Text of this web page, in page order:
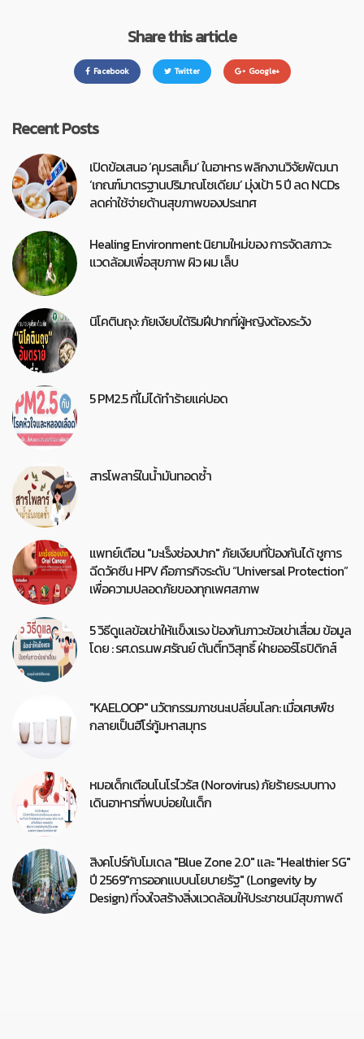
Share this article
Facebook Twitter Google+
Recent Posts
เปิดข้อเสนอ ‘คุมรสเค็ม’ ในอาหาร พลิกงานวิจัยพัฒนา
‘เกณฑ์มาตรฐานปริมาณโซเดียม’ มุ่งเป้า 5 ปี ลด NCDs
ลดค่าใช้จ่ายด้านสุขภาพของประเทศ
Healing Environment: นิยามใหม่ของ การจัดสภาวะ
แวดล้อมเพื่อสุขภาพ ผิว ผม เล็บ
นิโคตินถุง: ภัยเงียบใต้ริมฝีปากที่ผู้หญิงต้องระวัง
5 PM2.5 ที่ไม่ได้ทำร้ายแค่ปอด
สารโพลาร์ในน้ำมันทอดซ้ำ
แพทย์เตือน "มะเร็งช่องปาก" ภัยเงียบที่ป้องกันได้ ชูการ
ฉีดวัคซีน HPV คือภารกิจระดับ “Universal Protection”
เพื่อความปลอดภัยของทุกเพศสภาพ
5 วิธีดูแลข้อเข่าให้แข็งแรง ป้องกันภาวะข้อเข่าเสื่อม ข้อมูล
โดย : รศ.ดร.นพ.ศรัณย์ ตันติ์ทวิสุทธิ์ ฝ่ายออร์โธปิดิกส์
"KAELOOP" นวัตกรรมภาชนะเปลี่ยนโลก: เมื่อเศษพืช
กลายเป็นฮีโร่กู้มหาสมุทร
หมอเด็กเตือนโนโรไวรัส (Norovirus) ภัยร้ายระบบทาง
เดินอาหารที่พบบ่อยในเด็ก
สิงคโปร์กับโมเดล "Blue Zone 2.0" และ "Healthier SG"
ปี 2569"การออกแบบนโยบายรัฐ" (Longevity by
Design) ที่จงใจสร้างสิ่งแวดล้อมให้ประชาชนมีสุขภาพดี